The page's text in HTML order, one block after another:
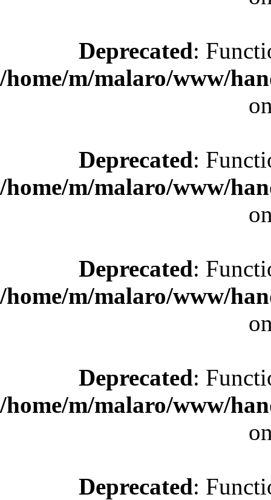
Deprecated:
/home/m/malaro/www/
Deprecated:
/home/m/malaro/www/
Deprecated:
/home/m/malaro/www/
Deprecated:
/home/m/malaro/www/
Deprecated: